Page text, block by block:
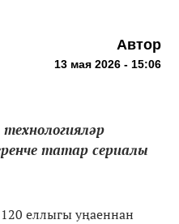
Автор
13 мая 2026 - 15:06
татар сериалы
еллыгы уңаеннан